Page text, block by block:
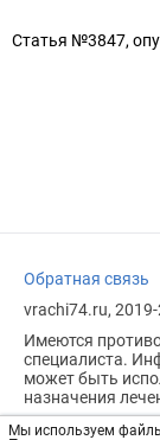
Мы используем
Статья №3847,
Обратная связь
vrachi74.ru, 2019-
Имеются
специалиста.
может быть
назначения
Возрастное